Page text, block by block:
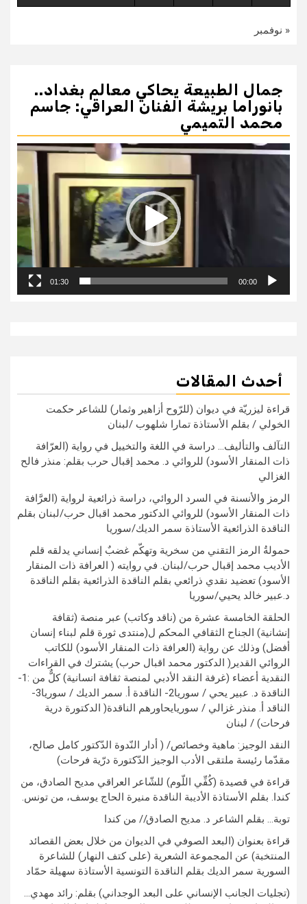
« نوفمبر
جمال الطبيعة يحاكي معالم بغداد..
بانوراما بريشة الفنان العراقي: جاسم
محمد التميمي
مشغل
الفيديو
00:00
01:30
أحدث المقالات
قراءة ليزريّة في ديوان (للرّوح أزاهير وثمار) للشاعر حكمت
الخولي / بقلم الأستاذة تمارا شلهوب /لبنان
التآلف والتأليف… دراسة في اللغة والتخييل في رواية (العرّافة
ذات المنقار الأسود) للروائي د. محمد إقبال حرب بقلم: منذر فالح
الغزالي
الرمز والأنسنة في السرد الروائي، دراسة ذرائعية لرواية (العرَّافة
ذات المنقار الأسود) للروائي الدكتور محمد اقبال حرب/لبنان بقلم
الناقدة الذرائعية الأستاذة سمر الديك/سوريا
حمولةُ الرمز التقني من سخرية وتهكّم غضبٌ إنساني يدلقه قلم
الأديب محمد إقبال حرب/لبنان. في روايته ( العرافة ذات المنقار
الأسود) تعضيد نقدي ذرائعي بقلم الناقدة الذرائعية بقلم الناقدة
د.عبير خالد يحيي/سوريا
الحلقة الخامسة عشرة من (ناقد وكاتب) عبر منصة (ثقافة
إنشانية) الجناح الثقافي المحكم ل(منتدى ثورة قلم لبناء إنسان
أفضل) وذلك عن رواية (العرافة ذات المنقار الأسود) للكاتب
الروائي القدير( الدكتور محمد اقبال حرب) يشترك في القراءات
النقدية أعضاء (غرفة النقد الأدبي لمنصة ثقافة انسانية) كلٌّ من :1-
الناقدة د. عبير يحي / سوريا2- الناقدة أ. سمر الديك / سوريا3-
الناقد أ. منذر غزالي / سوريايحاورهم الناقدة( الدكتورة درية
فرحات) / لبنان
النقد الوجيز: ماهية وخصائص/ ( أدار النّدوة الدّكتور كامل صالح،
مقدّما رئيسة ملتقى الأدب الوجيز الدّكتورة درّية فرحات)
قراءة في قصيدة (كُفِّي اللّوم) للشّاعر العراقي مديح الصادق، من
كندا. بقلم الأستاذة الأديبة الناقدة منيرة الحاج يوسف، من تونس.
توبة… بقلم الشاعر د. مديح الصادق// من كندا
قراءة بعنوان (البعد الصوفي في الديوان من خلال بعض القصائد
المنتخبة) عن المجموعة الشعرية (على كتف النهار) للشاعرة
السورية سمر الديك بقلم الناقدة التونسية الأستاذة سهيلة حمّاد
(تجليات الجانب الإنساني على البعد الوجداني) بقلم: رائد مهدي…